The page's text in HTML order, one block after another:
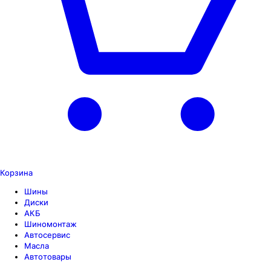
Корзина
Шины
Диски
АКБ
Шиномонтаж
Автосервис
Масла
Автотовары